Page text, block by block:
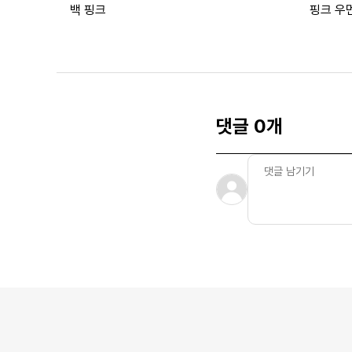
백 핑크
핑크 우
댓글 0개